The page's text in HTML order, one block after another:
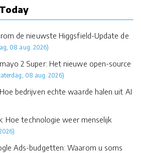
Today
de nieuwste Higgsfield-Update de
08 aug. 2026)
2 Super: Het nieuwe open-source
08 aug. 2026)
bedrijven echte waarde halen uit AI
Hoe technologie weer menselijk
Ads-budgetten: Waarom u soms